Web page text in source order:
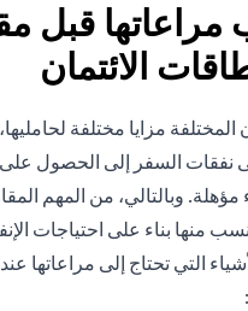
مراعاتها قبل
الائتمان
المختلفة مزايا مختلفة
نفقات السفر إلى الحصول
وبالتالي، من المهم
منها بناء على احتياجات
التي تحتاج إلى مراعاتها عند